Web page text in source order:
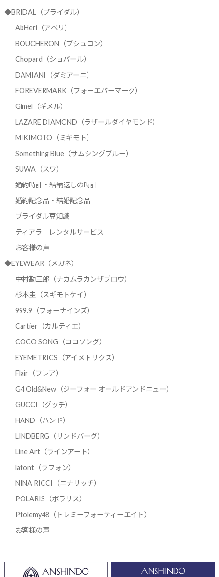
◆BRIDAL（ブライダル）
AbHeri（アベリ）
BOUCHERON（ブシュロン）
Chopard（ショパール）
DAMIANI（ダミアーニ）
FOREVERMARK（フォーエバーマーク）
Gimel（ギメル）
LAZARE DIAMOND（ラザールダイヤモンド）
MIKIMOTO（ミキモト）
Something Blue（サムシングブルー）
SUWA（スワ）
婚約時計・結納返しの時計
婚約記念品・結婚記念品
ブライダル豆知識
ティアラ レンタルサービス
お客様の声
◆EYEWEAR（メガネ）
中村勘三郎（ナカムラカンザブロウ）
杉本圭（スギモトケイ）
999.9（フォーナインズ）
Cartier（カルティエ）
COCO SONG（ココソング）
EYEMETRICS（アイメトリクス）
Flair（フレア）
G4 Old&New（ジーフォー オールドアンドニュー）
GUCCI（グッチ）
HAND（ハンド）
LINDBERG（リンドバーグ）
Line Art（ラインアート）
lafont（ラフォン）
NINA RICCI（ニナリッチ）
POLARIS（ポラリス）
Ptolemy48（トレミーフォーティーエイト）
お客様の声